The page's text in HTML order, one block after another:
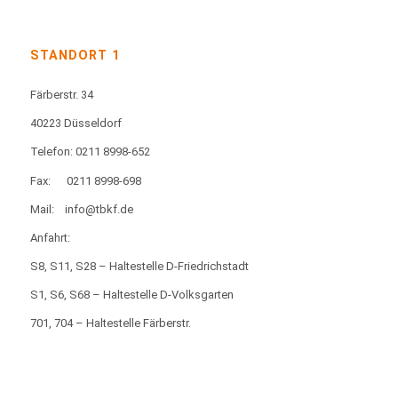
STANDORT 1
Färberstr. 34
40223 Düsseldorf
Telefon: 0211 8998-652
Fax: 0211 8998-698
Mail: info@tbkf.de
Anfahrt:
S8, S11, S28 – Haltestelle D-Friedrichstadt
S1, S6, S68 – Haltestelle D-Volksgarten
701, 704 – Haltestelle Färberstr.